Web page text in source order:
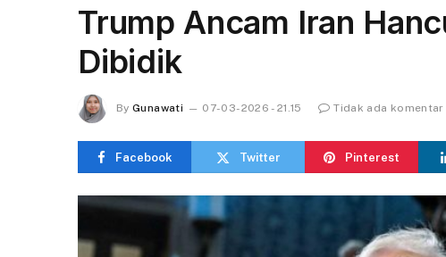
Trump Ancam Iran
Dibidik
By Gunawati 07-03-2026 - 21.15 Tidak ada komentar
Facebook Twitter Pinterest